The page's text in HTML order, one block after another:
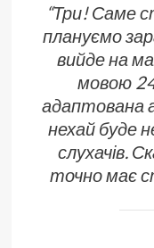
“Три! Саме
плануємо
вийде на
мовою
адаптована
нехай буде
слухачів.
точно має